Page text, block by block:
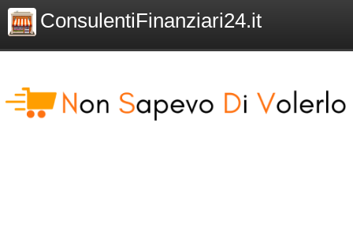
ConsulentiFinanziari24.it